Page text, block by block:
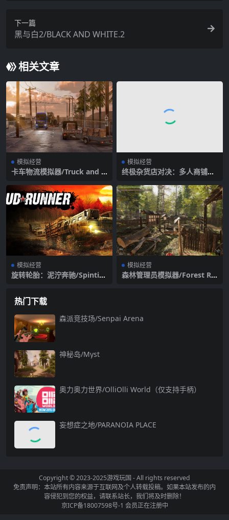
下一篇
黑与白2/BLACK AND WHITE.2
相关文章
模拟经营
卡车物流模拟器/Truck and L
模拟经营
终极杂货店对决：多人商铺模
er Shop Simulator/支持网络
联机
模拟经营
旋转轮胎：泥泞奔驰/Spintire
模拟经营
森林管理员模拟器/Forest Ra
热门下载
森派竞技场/Senpai Arena
神秘岛/Myst
奥力奥力世界/OlliOlli World（仅支持手柄）
妄想症之地/PARANOIA PLACE
Copyright © 2023-2025游戏玩国- All rights reserved
免责声明：本站所有内容来源于互联网及个人转载投稿。如果本站发布的内
容侵犯到您的权益，请联系站长，我们将及时删除！
京ICP备18007598号-1 会员正在注册中